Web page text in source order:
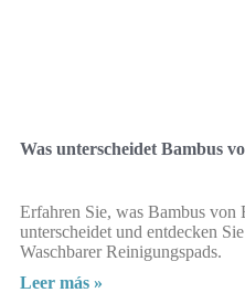
Was unterscheidet Bambus
Erfahren Sie, was Bambus
unterscheidet und entdecken
Waschbarer Reinigungspads.
Leer más »